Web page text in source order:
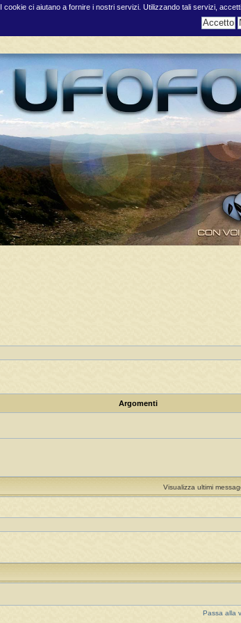
I cookie ci aiutano a fornire i nostri servizi. Utilizzando tali servizi,
Argomenti
Visualizza ultimi
Passa alla